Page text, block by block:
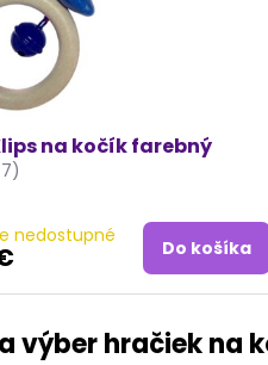
na kočík farebný
nedostupné
Do košíka
výber hračiek na